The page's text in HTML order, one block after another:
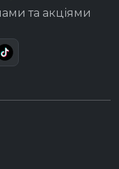
та акціями